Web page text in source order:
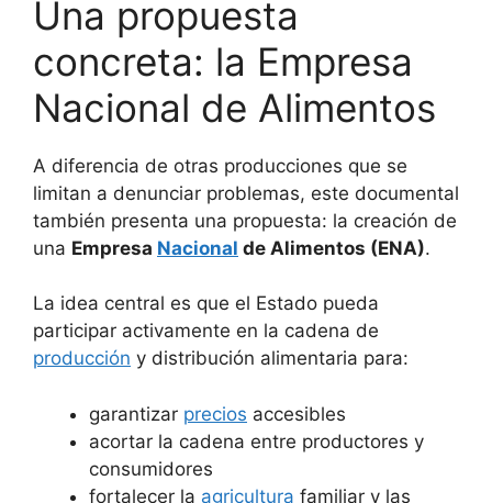
Una propuesta
concreta: la Empresa
Nacional de Alimentos
A diferencia de otras producciones que se
limitan a denunciar problemas, este documental
también presenta una propuesta: la creación de
una Empresa Nacional de Alimentos (ENA).
La idea central es que el Estado pueda
participar activamente en la cadena de
producción y distribución alimentaria para:
garantizar precios accesibles
acortar la cadena entre productores y
consumidores
fortalecer la agricultura familiar y las